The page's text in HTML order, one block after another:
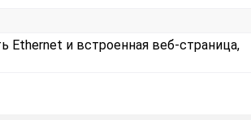
Ethernet и встроенная веб-страница,